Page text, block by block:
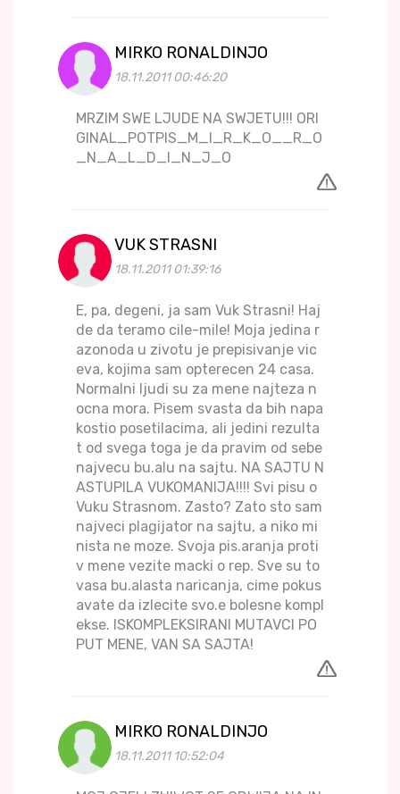
MIRKO RONALDINJO
18.11.2011 00:46:20
MRZIM SWE LJUDE NA SWJETU!!! ORI
GINAL_POTPIS_M_I_R_K_O__R_O
_N_A_L_D_I_N_J_O
VUK STRASNI
18.11.2011 01:39:16
E, pa, degeni, ja sam Vuk Strasni! Haj
de da teramo cile-mile! Moja jedina r
azonoda u zivotu je prepisivanje vic
eva, kojima sam opterecen 24 casa.
Normalni ljudi su za mene najteza n
ocna mora. Pisem svasta da bih napa
kostio posetilacima, ali jedini rezulta
t od svega toga je da pravim od sebe
najvecu bu.alu na sajtu. NA SAJTU N
ASTUPILA VUKOMANIJA!!!! Svi pisu o
Vuku Strasnom. Zasto? Zato sto sam
najveci plagijator na sajtu, a niko mi
nista ne moze. Svoja pis.aranja proti
v mene vezite macki o rep. Sve su to
vasa bu.alasta naricanja, cime pokus
avate da izlecite svo.e bolesne kompl
ekse. ISKOMPLEKSIRANI MUTAVCI PO
PUT MENE, VAN SA SAJTA!
MIRKO RONALDINJO
18.11.2011 10:52:04